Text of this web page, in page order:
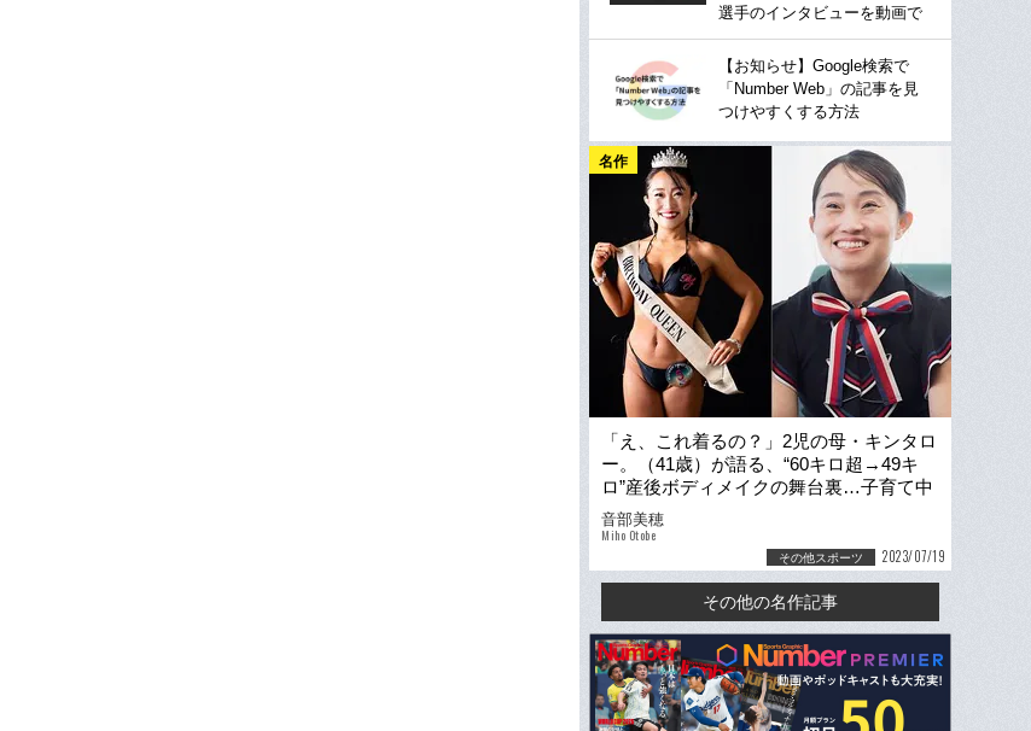
選手のインタビューを動画で
【お知らせ】Google検索で
「Number Web」の記事を見
つけやすくする方法
名作
「え、これ着るの？」2児の母・キンタロ
ー。（41歳）が語る、“60キロ超→49キ
ロ”産後ボディメイクの舞台裏…子育て中
に実は抱いていた「罪悪感」
音部美穂
Miho Otobe
その他スポーツ 2023/07/19
その他の名作記事